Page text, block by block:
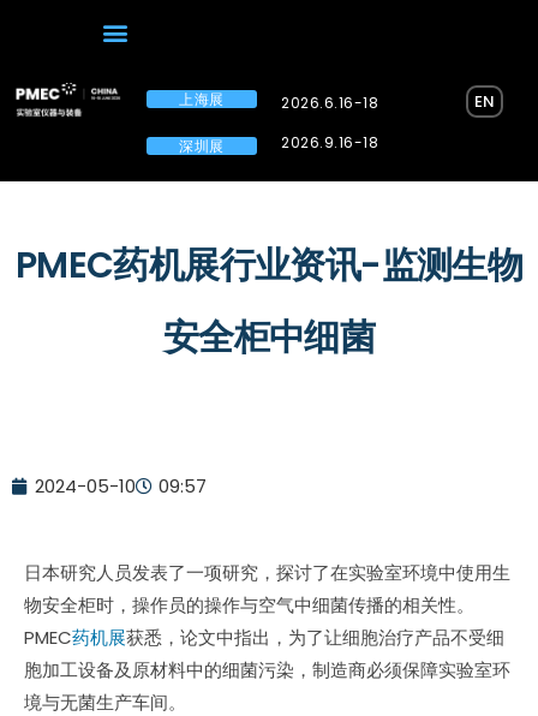
上海展
深圳展
2026.6.16-18
2026.9.16-18
EN
PMEC药机展行业资讯-监测生物
安全柜中细菌
2024-05-10 09:57
日本研究人员发表了一项研究，探讨了在实验室环境中使用生
物安全柜时，操作员的操作与空气中细菌传播的相关性。
PMEC药机展获悉，论文中指出，为了让细胞治疗产品不受细
胞加工设备及原材料中的细菌污染，制造商必须保障实验室环
境与无菌生产车间。